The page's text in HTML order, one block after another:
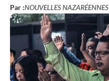
Par :NOUVELLES NAZARÉENNES